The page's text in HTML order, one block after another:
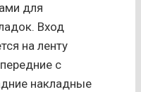
для
Вход
на ленту
с
накладные